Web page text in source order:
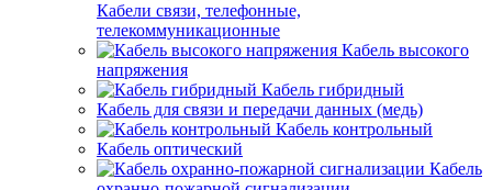
Кабели связи, телефонные,
телекоммуникационные
Кабель высокого
напряжения
Кабель гибридный
Кабель для связи и передачи данных (медь)
Кабель контрольный
Кабель оптический
Кабель